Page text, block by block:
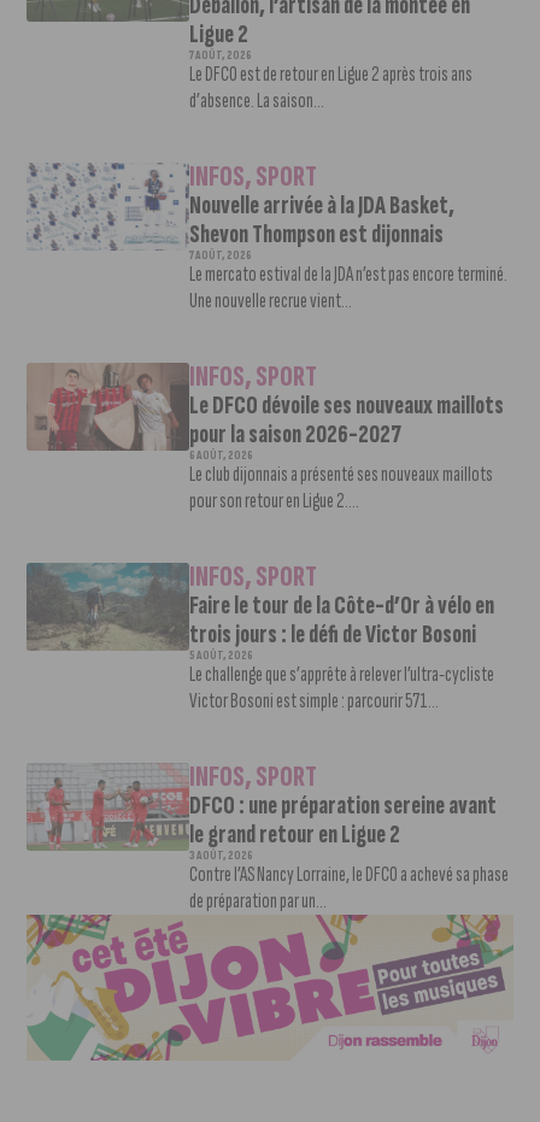
Ligue 2
7 AOÛT, 2026
Le DFCO est de retour en Ligue 2 après trois ans
d’absence. La saison...
INFOS,SPORT
Nouvelle arrivée à la JDA Basket,
Shevon Thompson est dijonnais
7 AOÛT, 2026
Le mercato estival de la JDA n’est pas encore terminé.
Une nouvelle recrue vient...
INFOS,SPORT
Le DFCO dévoile ses nouveaux maillots
pour la saison 2026-2027
6 AOÛT, 2026
Le club dijonnais a présenté ses nouveaux maillots
pour son retour en Ligue 2....
INFOS,SPORT
Faire le tour de la Côte-d’Or à vélo en
trois jours : le défi de Victor Bosoni
5 AOÛT, 2026
Le challenge que s’apprête à relever l’ultra-cycliste
Victor Bosoni est simple : parcourir 571...
INFOS,SPORT
DFCO : une préparation sereine avant
le grand retour en Ligue 2
3 AOÛT, 2026
Contre l’AS Nancy Lorraine, le DFCO a achevé sa phase
de préparation par un...